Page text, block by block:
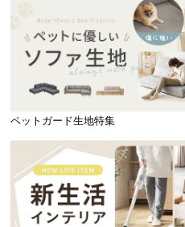
ペットガード生地特集